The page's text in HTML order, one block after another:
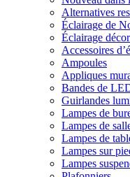
Alternatives
Éclairage de
Éclairage
Accessoires
Ampoules
Appliques
Bandes de
Guirlandes
Lampes de
Lampes de
Lampes de
Lampes sur
Lampes